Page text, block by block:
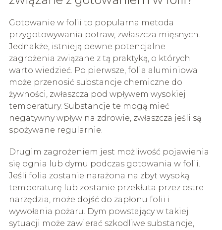
Gotowanie w folii to popularna metoda
przygotowywania potraw, zwłaszcza mięsnych.
Jednakże, istnieją pewne potencjalne
zagrożenia związane z tą praktyką, o których
warto wiedzieć. Po pierwsze, folia aluminiowa
może przenosić substancje chemiczne do
żywności, zwłaszcza pod wpływem wysokiej
temperatury. Substancje te mogą mieć
negatywny wpływ na zdrowie, zwłaszcza jeśli są
spożywane regularnie.
Drugim zagrożeniem jest możliwość pojawienia
się ognia lub dymu podczas gotowania w folii.
Jeśli folia zostanie narażona na zbyt wysoką
temperaturę lub zostanie przekłuta przez ostre
narzędzia, może dojść do zapłonu folii i
wywołania pożaru. Dym powstający w takiej
sytuacji może zawierać szkodliwe substancje,